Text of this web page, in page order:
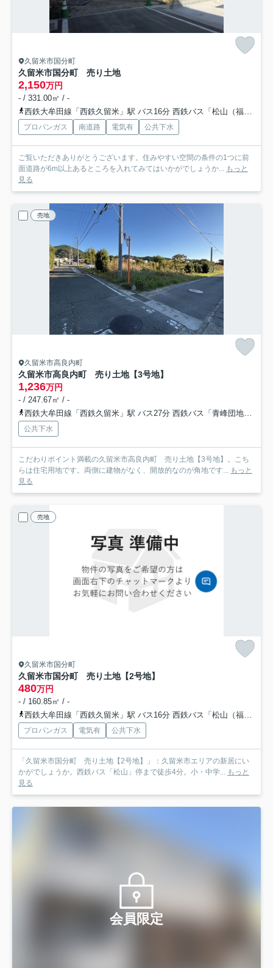
久留米市国分町
久留米市国分町 売り土地
2,150万円
- / 331.00㎡ / -
西鉄大牟田線「西鉄久留米」駅 バス16分 西鉄バス「松山（福岡県）（バス）」 停歩6分
プロパンガス 南道路 電気有 公共下水
ご覧いただきありがとうございます。住みやすい空間の条件の1つに前
面道路が6m以上あるところを入れてみてはいかがでしょうか... もっと
見る
売地
久留米市高良内町
久留米市高良内町 売り土地【3号地】
1,236万円
- / 247.67㎡ / -
西鉄大牟田線「西鉄久留米」駅 バス27分 西鉄バス「青峰団地」 停歩4分
公共下水
こだわりポイント満載の久留米市高良内町 売り土地【3号地】。こち
らは住宅用地です。両側に建物がなく、開放的なのが角地です... もっと
見る
売地
久留米市国分町
久留米市国分町 売り土地【2号地】
480万円
- / 160.85㎡ / -
西鉄大牟田線「西鉄久留米」駅 バス16分 西鉄バス「松山（福岡県）（バス）」 停歩4分
プロパンガス 電気有 公共下水
「久留米市国分町 売り土地【2号地】」：久留米市エリアの新居にい
かがでしょうか。西鉄バス「松山」停まで徒歩4分。小・中学... もっと
見る
会員限定